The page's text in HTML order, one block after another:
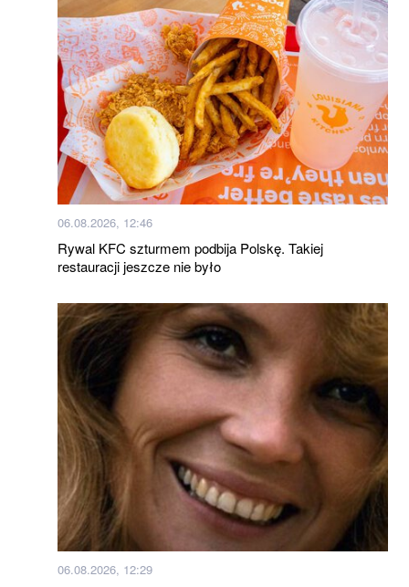
06.08.2026, 12:46
Rywal KFC szturmem podbija Polskę. Takiej
restauracji jeszcze nie było
06.08.2026, 12:29